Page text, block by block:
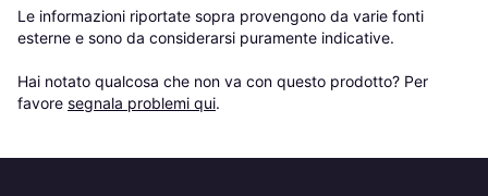
Le informazioni riportate sopra provengono da varie fonti
esterne e sono da considerarsi puramente indicative.
Hai notato qualcosa che non va con questo prodotto? Per
favore segnala problemi qui.